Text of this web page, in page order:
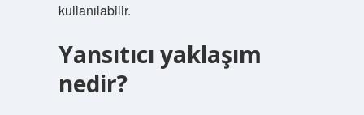
kullanılabilir.
Yansıtıcı yaklaşım
nedir?